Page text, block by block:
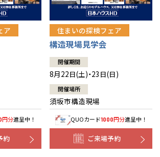
ア
円分進呈中！
約
住まいの探検フェア
構造現場見学会
開催期間
8月22日(土)・23日(日)
開催場所
須坂市構造現場
QUOカード1000円分進呈中！
ご来場予約